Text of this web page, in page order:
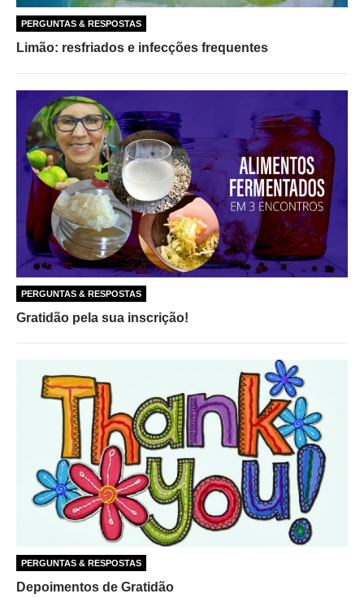
PERGUNTAS & RESPOSTAS
Limão: resfriados e infecções frequentes
PERGUNTAS & RESPOSTAS
Gratidão pela sua inscrição!
PERGUNTAS & RESPOSTAS
Depoimentos de Gratidão